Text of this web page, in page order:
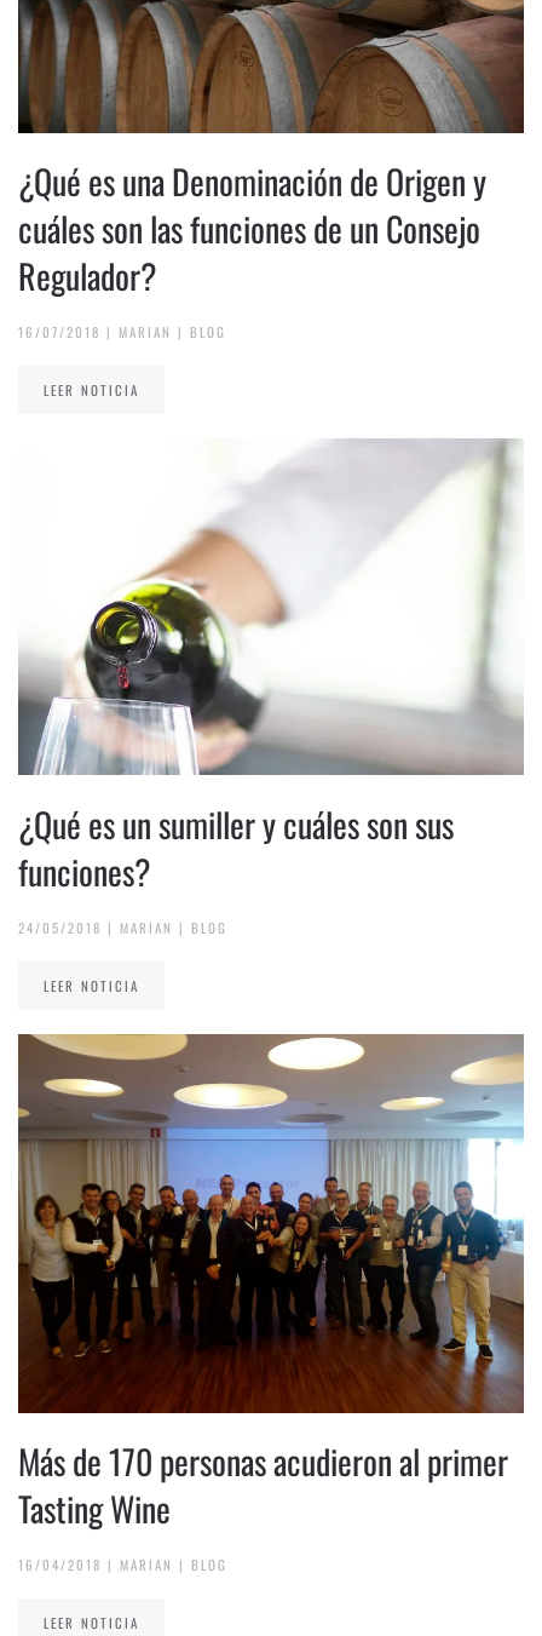
¿Qué es una Denominación de Origen y
cuáles son las funciones de un Consejo
Regulador?
16/07/2018 | MARIAN | BLOG
LEER NOTICIA
¿Qué es un sumiller y cuáles son sus
funciones?
24/05/2018 | MARIAN | BLOG
LEER NOTICIA
Más de 170 personas acudieron al primer
Tasting Wine
16/04/2018 | MARIAN | BLOG
LEER NOTICIA